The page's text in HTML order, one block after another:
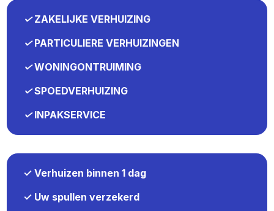
✓ZAKELIJKE VERHUIZING
✓PARTICULIERE VERHUIZINGEN
✓WONINGONTRUIMING
✓SPOEDVERHUIZING
✓INPAKSERVICE
✓ Verhuizen binnen 1 dag
✓ Uw spullen verzekerd